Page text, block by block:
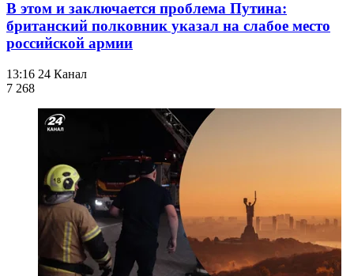
В этом и заключается проблема Путина:
британский полковник указал на слабое место
российской армии
13:16 24 Канал
7 268